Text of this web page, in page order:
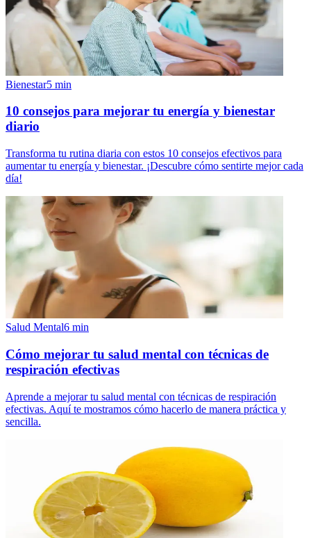
Bienestar5 min
10 consejos para mejorar tu energía y bienestar
diario
Transforma tu rutina diaria con estos 10 consejos efectivos para
aumentar tu energía y bienestar. ¡Descubre cómo sentirte mejor cada
día!
Salud Mental6 min
Cómo mejorar tu salud mental con técnicas de
respiración efectivas
Aprende a mejorar tu salud mental con técnicas de respiración
efectivas. Aquí te mostramos cómo hacerlo de manera práctica y
sencilla.